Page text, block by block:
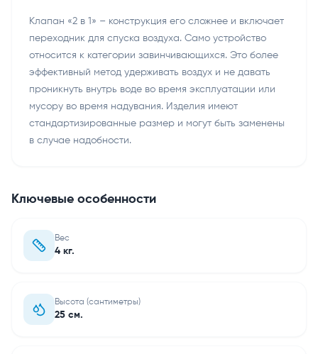
Клапан «2 в 1» – конструкция его сложнее и включает
переходник для спуска воздуха. Само устройство
относится к категории завинчивающихся. Это более
эффективный метод удерживать воздух и не давать
проникнуть внутрь воде во время эксплуатации или
мусору во время надувания. Изделия имеют
стандартизированные размер и могут быть заменены
в случае надобности.
Ключевые особенности
Вес
4 кг.
Высота (сантиметры)
25 см.